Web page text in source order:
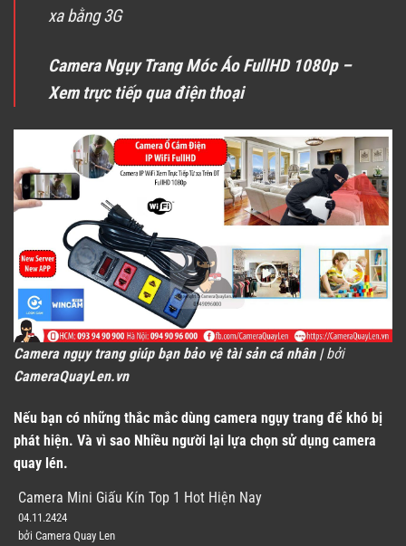
xa bằng 3G
Camera Ngụy Trang Móc Áo FullHD 1080p –
Xem trực tiếp qua điện thoại
Camera ngụy trang giúp bạn bảo vệ tài sản cá nhân |bởi
CameraQuayLen.vn
Nếu bạn có những thắc mắc dùng camera ngụy trang để khó bị
phát hiện. Và vì sao Nhiều người lại lựa chọn sử dụng camera
quay lén.
Camera Mini Giấu Kín Top 1 Hot Hiện Nay
04.11.2424
bởi Camera Quay Len